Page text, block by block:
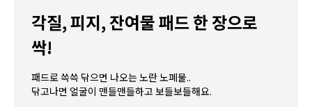
각질, 피지, 잔여물 패드 한 장으로
싹!
패드로 쓱쓱 닦으면 나오는 노란 노폐물..
닦고나면 얼굴이 맨들맨들하고 보들보들해요.